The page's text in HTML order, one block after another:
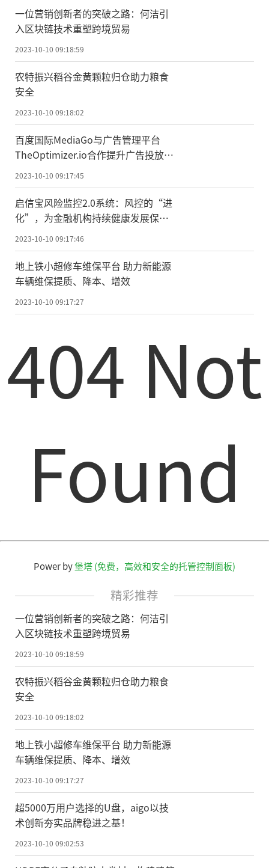
一位营销创新者的突破之路：何洁引
入区块链技术重塑跨境贸易
2023-10-10 09:18:59
农特振兴稻谷金黄颗粒归仓助力粮食
安全
2023-10-10 09:18:02
百度国际MediaGo与广告管理平台
TheOptimizer.io合作提升广告投放效
率
2023-10-10 09:17:45
启信宝风险监控2.0系统：风控的“进
化”，为金融机构持续健康发展保驾
护航
2023-10-10 09:17:46
地上铁小超修车维保平台 助力新能源
车辆维保提质、降本、增效
2023-10-10 09:17:27
404 Not
Found
Power by堡塔 (免费，高效和安全的托管控制面板)
精彩推荐
一位营销创新者的突破之路：何洁引
入区块链技术重塑跨境贸易
2023-10-10 09:18:59
农特振兴稻谷金黄颗粒归仓助力粮食
安全
2023-10-10 09:18:02
地上铁小超修车维保平台 助力新能源
车辆维保提质、降本、增效
2023-10-10 09:17:27
超5000万用户选择的U盘，aigo以技
术创新夯实品牌稳进之基！
2023-10-10 09:02:53